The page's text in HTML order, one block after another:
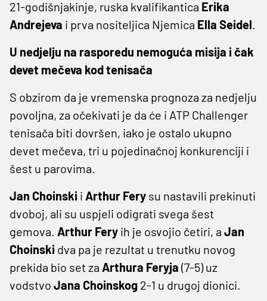
21-godišnjakinje, ruska kvalifikantica Erika
Andrejeva i prva nositeljica Njemica Ella Seidel.
U nedjelju na rasporedu nemoguća misija i čak
devet mečeva kod tenisača
S obzirom da je vremenska prognoza za nedjelju
povoljna, za očekivati je da će i ATP Challenger
tenisača biti dovršen, iako je ostalo ukupno
devet mečeva, tri u pojedinačnoj konkurenciji i
šest u parovima.
Jan Choinski i Arthur Fery su nastavili prekinuti
dvoboj, ali su uspjeli odigrati svega šest
gemova. Arthur Fery ih je osvojio četiri, a Jan
Choinski dva pa je rezultat u trenutku novog
prekida bio set za Arthura Feryja (7-5) uz
vodstvo Jana Choinskog 2-1 u drugoj dionici.